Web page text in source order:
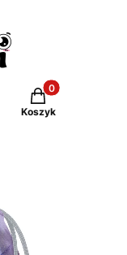
Produkty w
Koszyk